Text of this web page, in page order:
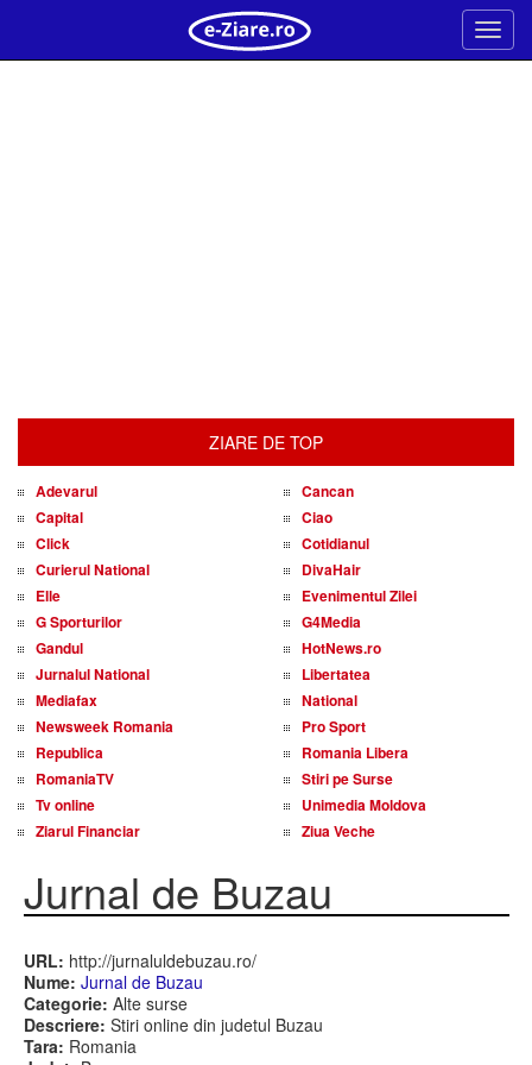
Meniu
ZIARE DE TOP
Adevarul
Cancan
Capital
Ciao
Click
Cotidianul
Curierul National
DivaHair
Elle
Evenimentul Zilei
G Sporturilor
G4Media
Gandul
HotNews.ro
Jurnalul National
Libertatea
Mediafax
National
Newsweek Romania
Pro Sport
Republica
Romania Libera
RomaniaTV
Stiri pe Surse
Tv online
Unimedia Moldova
Ziarul Financiar
Ziua Veche
Jurnal de Buzau
URL: http://jurnaluldebuzau.ro/
Nume: Jurnal de Buzau
Categorie: Alte surse
Descriere: Stiri online din judetul Buzau
Tara: Romania